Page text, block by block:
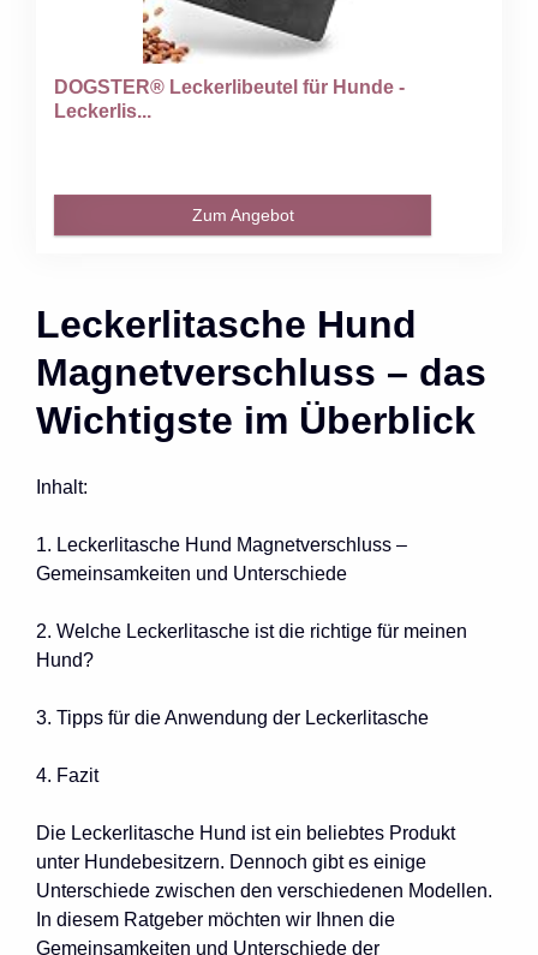
DOGSTER® Leckerlibeutel für Hunde -
Leckerlis...
Zum Angebot
Leckerlitasche Hund
Magnetverschluss – das
Wichtigste im Überblick
Inhalt:
1. Leckerlitasche Hund Magnetverschluss –
Gemeinsamkeiten und Unterschiede
2. Welche Leckerlitasche ist die richtige für meinen
Hund?
3. Tipps für die Anwendung der Leckerlitasche
4. Fazit
Die Leckerlitasche Hund ist ein beliebtes Produkt
unter Hundebesitzern. Dennoch gibt es einige
Unterschiede zwischen den verschiedenen Modellen.
In diesem Ratgeber möchten wir Ihnen die
Gemeinsamkeiten und Unterschiede der